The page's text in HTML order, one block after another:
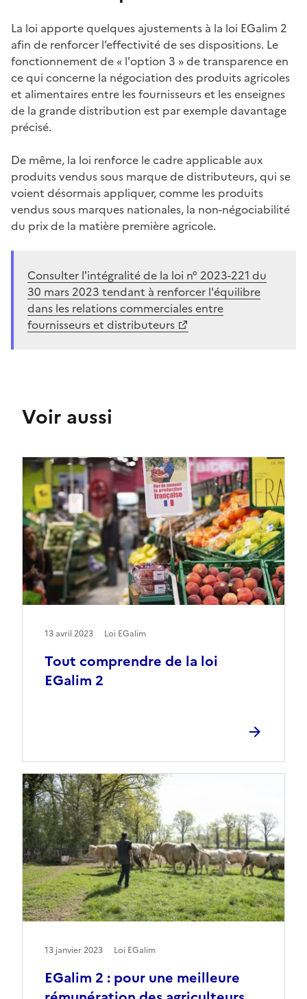
La loi apporte quelques ajustements à la loi EGalim 2
afin de renforcer l’effectivité de ses dispositions. Le
fonctionnement de « l'option 3 » de transparence en
ce qui concerne la négociation des produits agricoles
et alimentaires entre les fournisseurs et les enseignes
de la grande distribution est par exemple davantage
précisé.
De même, la loi renforce le cadre applicable aux
produits vendus sous marque de distributeurs, qui se
voient désormais appliquer, comme les produits
vendus sous marques nationales, la non-négociabilité
du prix de la matière première agricole.
Consulter l'intégralité de la loi n° 2023-221 du
30 mars 2023 tendant à renforcer l'équilibre
dans les relations commerciales entre
fournisseurs et distributeurs
Voir aussi
Tout comprendre de la loi
EGalim 2
13 avril 2023 Loi EGalim
EGalim 2 : pour une meilleure
13 janvier 2023 Loi EGalim